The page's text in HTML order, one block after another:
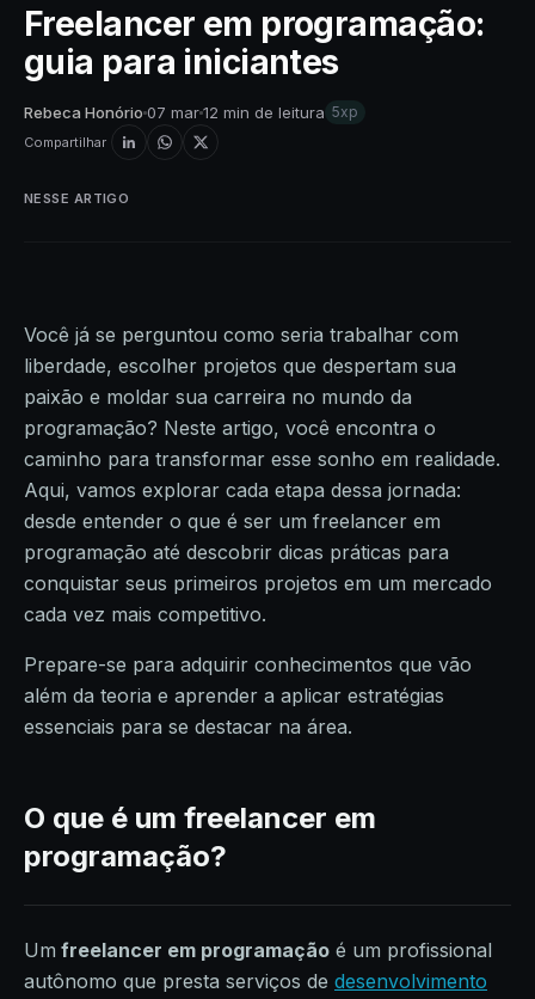
Freelancer em programação:
guia para iniciantes
Rebeca Honório 07 mar12 min de leitura 5xp
Compartilhar
Você já se perguntou como seria trabalhar com
liberdade, escolher projetos que despertam sua
paixão e moldar sua carreira no mundo da
programação? Neste artigo, você encontra o
caminho para transformar esse sonho em realidade.
Aqui, vamos explorar cada etapa dessa jornada:
desde entender o que é ser um freelancer em
programação até descobrir dicas práticas para
conquistar seus primeiros projetos em um mercado
cada vez mais competitivo.
Prepare-se para adquirir conhecimentos que vão
além da teoria e aprender a aplicar estratégias
essenciais para se destacar na área.
O que é um freelancer em
programação?
Um freelancer em programação é um profissional
autônomo que presta serviços de desenvolvimento
NESSE ARTIGO